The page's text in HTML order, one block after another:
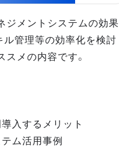
ジメントシステムの効果
管理等の効率化を検討
スメの内容です。
入するメリット
ム活用事例